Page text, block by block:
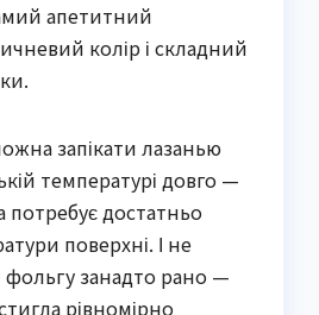
апетитний
колір і складний
запікати лазанью
температурі довго —
потребує достатньо
поверхні. І не
занадто рано —
рівномірно